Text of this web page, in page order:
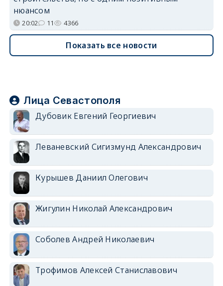
нюансом
20:02 11 4366
Показать все новости
Лица Севастополя
Дубовик Евгений Георгиевич
Леваневский Сигизмунд Александрович
Курышев Даниил Олегович
Жигулин Николай Александрович
Соболев Андрей Николаевич
Трофимов Алексей Станиславович